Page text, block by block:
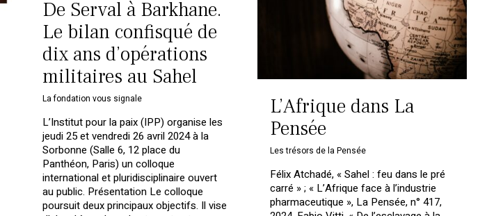
De Serval à Barkhane.
Le bilan confisqué de
dix ans d’opérations
militaires au Sahel
La fondation vous signale
L’Institut pour la paix (IPP) organise les
jeudi 25 et vendredi 26 avril 2024 à la
Sorbonne (Salle 6, 12 place du
Panthéon, Paris) un colloque
international et pluridisciplinaire ouvert
au public. Présentation Le colloque
poursuit deux principaux objectifs. Il vise
L’Afrique dans La
Pensée
Les trésors de la Pensée
Félix Atchadé, « Sahel : feu dans le pré
carré » ; « L’Afrique face à l’industrie
pharmaceutique », La Pensée, n° 417,